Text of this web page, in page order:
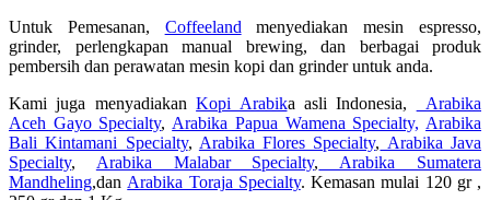
Untuk Pemesanan, Coffeeland menyediakan mesin espresso,
grinder, perlengkapan manual brewing, dan berbagai produk
pembersih dan perawatan mesin kopi dan grinder untuk anda.
Kami juga menyadiakanKopi Arabika asli Indonesia,
Arabika
Aceh Gayo Specialty, Arabika Papua Wamena Specialty, Arabika
Bali Kintamani Specialty, Arabika Flores Specialty, Arabika Java
Specialty, Arabika Malabar Specialty, Arabika Sumatera
Mandheling,dan Arabika Toraja Specialty. Kemasan mulai 120 gr ,